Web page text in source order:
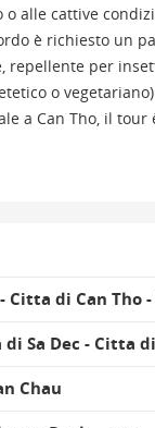
alle cattive
è richiesto un
repellente per
o
a Can Tho, il
Citta di Can Tho
Sa Dec - Citta
Chau